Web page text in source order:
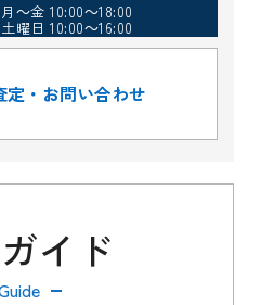
～金 10:00～18:00
土曜日 10:00～16:00
定・お問い合わせ
イド